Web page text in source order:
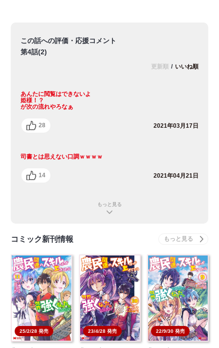
この話への評価・応援コメント
第4話(2)
更新順 / いいね順
あんたに閲覧はできないよ
姫様！？
が次の流れやろなぁ
28 2021年03月17日
司書とは思えない口調ｗｗｗｗ
14 2021年04月21日
もっと見る
コミック新刊情報
25/2/28 発売 23/4/28 発売 22/9/30 発売